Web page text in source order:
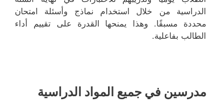
الدراسية من خلال استخدام نماذج وأسئلة امتحان
محددة مسبقًا. وهذا يمنحها القدرة على تقييم أداء
الطالب بفاعلية.
مدرسين في جميع المواد الدراسية